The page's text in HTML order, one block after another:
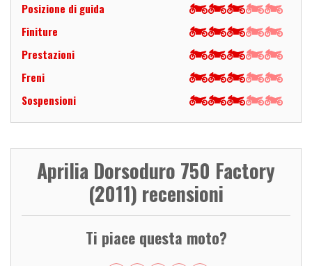
Posizione di guida
Finiture
Prestazioni
Freni
Sospensioni
Aprilia Dorsoduro 750 Factory
(2011) recensioni
Ti piace questa moto?